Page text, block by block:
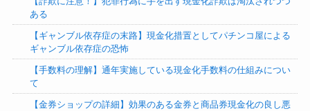
ある
【ギャンブル依存症の末路】現金化措置としてパチンコ屋による
ギャンブル依存症の恐怖
【手数料の理解】通年実施している現金化手数料の仕組みについ
て
【金券ショップの詳細】効果のある金券と商品券現金化の良し悪